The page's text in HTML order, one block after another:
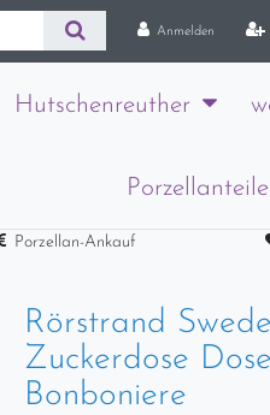
Anmelden
Hutschenreuther
Porzellan-Ankauf
Rörstrand
Zuckerdose
Bonboniere